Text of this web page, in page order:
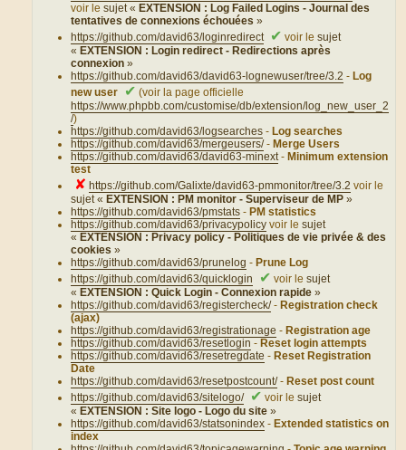
voir lesujet « EXTENSION : Log Failed Logins - Journal des
tentatives de connexions échouées»
https://github.com/david63/loginredirect
✔ voir lesujet
« EXTENSION : Login redirect - Redirections après
connexion»
https://github.com/david63/david63-lognewuser/tree/3.2 -Log
new user
✔ (voir la page officielle
https://www.phpbb.com/customise/db/extension/log_new_user_2
/)
https://github.com/david63/logsearches -Log searches
https://github.com/david63/mergeusers/-Merge Users
https://github.com/david63/david63-minext -Minimum extension
test
✘ https://github.com/Galixte/david63-pmmonitor/tree/3.2 voir le
sujet « EXTENSION : PM monitor - Superviseur de MP»
https://github.com/david63/pmstats -PM statistics
https://github.com/david63/privacypolicy voir lesujet
« EXTENSION : Privacy policy - Politiques de vie privée & des
cookies»
https://github.com/david63/prunelog -Prune Log
https://github.com/david63/quicklogin
✔ voir lesujet
« EXTENSION : Quick Login - Connexion rapide»
https://github.com/david63/registercheck/-Registration check
(ajax)
https://github.com/david63/registrationage -Registration age
https://github.com/david63/resetlogin -Reset login attempts
https://github.com/david63/resetregdate -Reset Registration
Date
https://github.com/david63/resetpostcount/-Reset post count
https://github.com/david63/sitelogo/
✔ voir lesujet
« EXTENSION : Site logo - Logo du site»
https://github.com/david63/statsonindex -Extended statistics on
index